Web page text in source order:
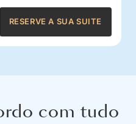
RESERVE A SUA SUITE
com tudo